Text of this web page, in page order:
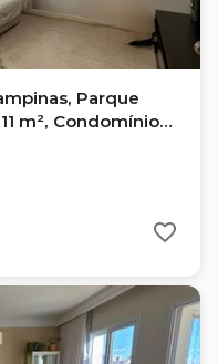
Parque
m², Condomínio